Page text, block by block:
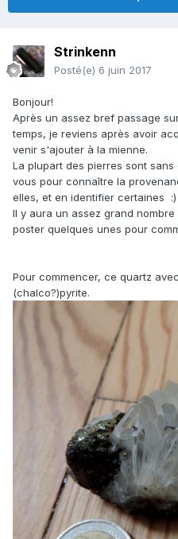
Strinkenn
Posté(e) 6 juin 2017
Bonjour!
Après un assez bref passage
temps, je reviens après avoir
venir s'ajouter à la mienne.
La plupart des pierres sont
vous pour connaître la
elles, et en identifier certaines :)
Il y aura un assez grand
poster quelques unes pour
Pour commencer, ce quartz
(chalco?)pyrite.